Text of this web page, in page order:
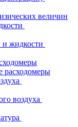
величин
и жидкости
расходомеры
воздуха